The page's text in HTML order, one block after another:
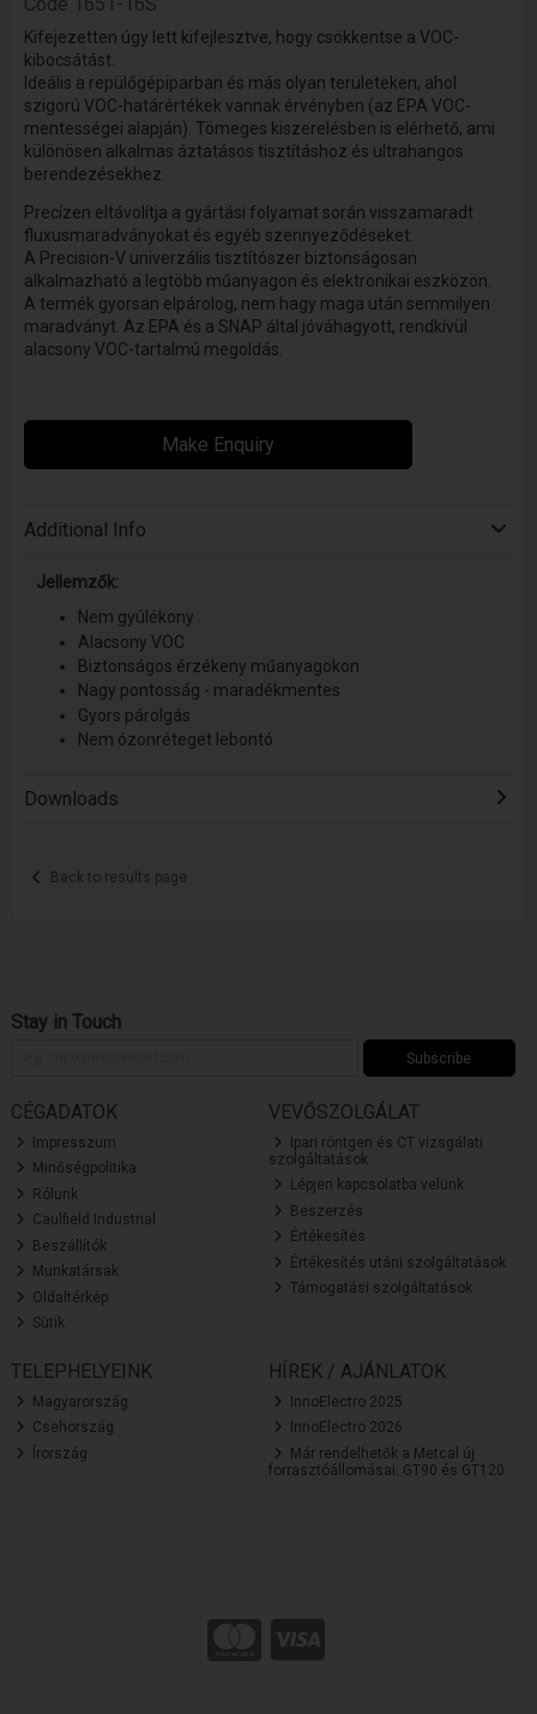
Kifejezetten úgy lett kifejlesztve, hogy csökkentse a VOC-
kibocsátást.
Ideális a repülőgépiparban és más olyan területeken, ahol
szigorú VOC-határértékek vannak érvényben (az EPA VOC-
mentességei alapján). Tömeges kiszerelésben is elérhető, ami
különösen alkalmas áztatásos tisztításhoz és ultrahangos
berendezésekhez.
Precízen eltávolítja a gyártási folyamat során visszamaradt
fluxusmaradványokat és egyéb szennyeződéseket.
A Precision-V univerzális tisztítószer biztonságosan
alkalmazható a legtöbb műanyagon és elektronikai eszközön.
A termék gyorsan elpárolog, nem hagy maga után semmilyen
maradványt. Az EPA és a SNAP által jóváhagyott, rendkívül
alacsony VOC-tartalmú megoldás.
Make Enquiry
Additional Info
Jellemzők:
Nem gyúlékony
Alacsony VOC
Biztonságos érzékeny műanyagokon
Nagy pontosság - maradékmentes
Gyors párolgás
Nem ózonréteget lebontó
Downloads
Back to results page
Stay in Touch
Subscribe
CÉGADATOK
Impresszum
Minőségpolitika
Rólunk
Caulfield Industrial
Beszállítók
Munkatársak
Oldaltérkép
Sütik
VEVŐSZOLGÁLAT
Ipari röntgen és CT vizsgálati
szolgáltatások
Lépjen kapcsolatba velünk
Beszerzés
Értékesítés
Értékesítés utáni szolgáltatások
Támogatási szolgáltatások
TELEPHELYEINK
Magyarország
Csehország
Írország
HÍREK / AJÁNLATOK
InnoElectro 2025
InnoElectro 2026
Már rendelhetők a Metcal új
forrasztóállomásai: GT90 és GT120